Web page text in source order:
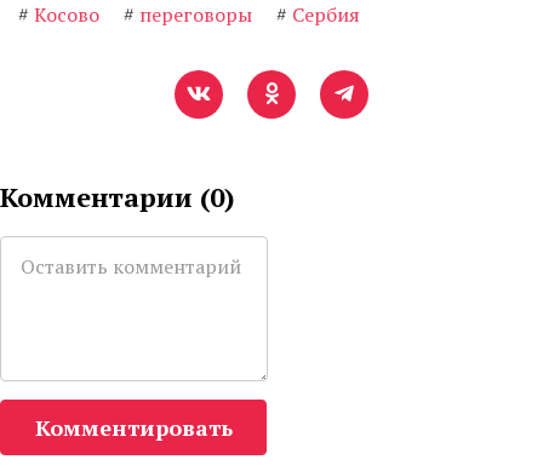
# Косово # переговоры # Сербия
Комментарии (0)
Комментировать